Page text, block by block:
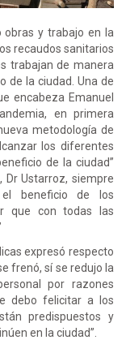
obras y trabajo en la
recaudos sanitarios
trabajan de manera
de la ciudad. Una de
encabeza Emanuel
en primera
metodología de
los diferentes
de la ciudad”
Dr Ustarroz, siempre
beneficio de los
que con todas las
expresó respecto
frenó, sí se redujo la
por razones
debo felicitar a los
predispuestos y
en la ciudad”.